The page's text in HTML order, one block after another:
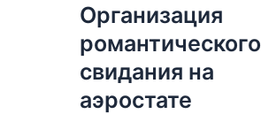
Организация
романтического
свидания на
аэростате